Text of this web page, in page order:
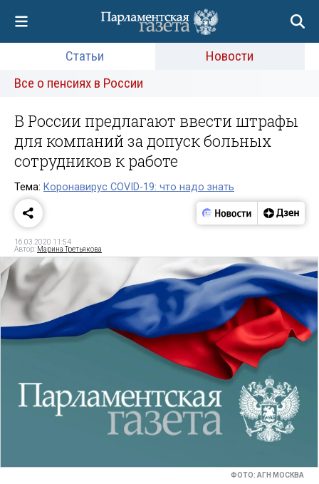
Статьи
Новости
Все о пенсиях в России
В России предлагают ввести штрафы
для компаний за допуск больных
сотрудников к работе
Тема: Коронавирус COVID-19: что надо знать
16.03.2020 11:54
Автор: Марина Третьякова
ФОТО: АГН МОСКВА